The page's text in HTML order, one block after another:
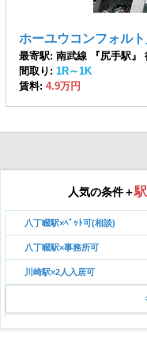
ホーユウコンフォル
最寄駅: 南武線 『尻手駅』
間取り: 1R～1K
賃料: 4.9万円
人気の条件＋
八丁畷駅×ﾍﾟｯﾄ可(相談)
八丁畷駅×事務所可
川崎駅×2人入居可